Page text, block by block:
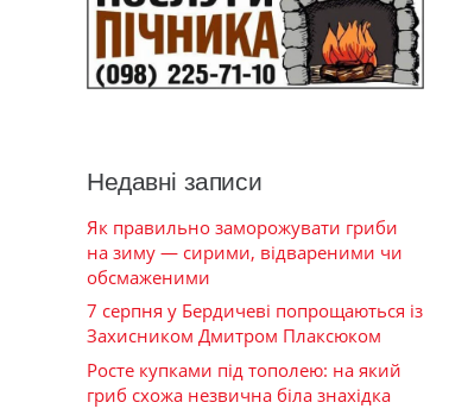
Недавні записи
Як правильно заморожувати гриби
на зиму — сирими, відвареними чи
обсмаженими
7 серпня у Бердичеві попрощаються із
Захисником Дмитром Плаксюком
Росте купками під тополею: на який
гриб схожа незвична біла знахідка